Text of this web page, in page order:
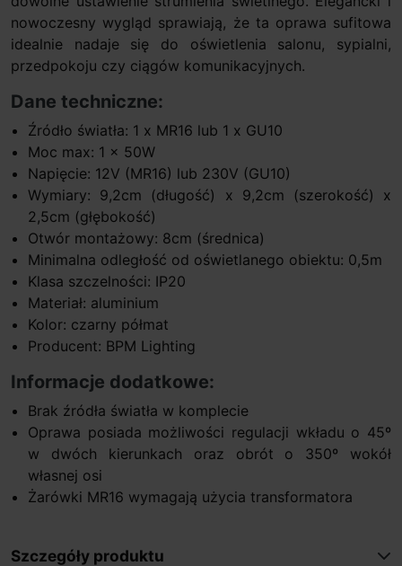
nowoczesny wygląd sprawiają, że ta oprawa sufitowa
idealnie nadaje się do oświetlenia salonu, sypialni,
przedpokoju czy ciągów komunikacyjnych.
Dane techniczne:
Źródło światła: 1 x MR16 lub 1 x GU10
Moc max: 1 x 50W
Napięcie: 12V (MR16) lub 230V (GU10)
Wymiary: 9,2cm (długość) x 9,2cm (szerokość) x
2,5cm (głębokość)
Otwór montażowy: 8cm (średnica)
Minimalna odległość od oświetlanego obiektu: 0,5m
Klasa szczelności: IP20
Materiał: aluminium
Kolor: czarny półmat
Producent: BPM Lighting
Informacje dodatkowe:
Brak źródła światła w komplecie
Oprawa posiada możliwości regulacji wkładu o 45º
w dwóch kierunkach oraz obrót o 350º wokół
własnej osi
Żarówki MR16 wymagają użycia transformatora
Szczegóły produktu